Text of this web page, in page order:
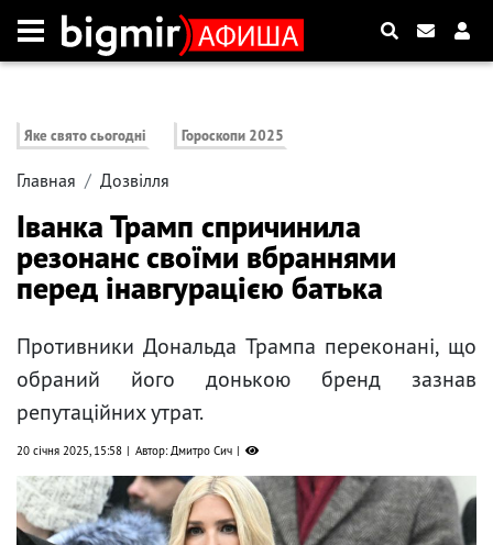
Яке свято сьогодні Гороскопи 2025
Главная Дозвілля
Іванка Трамп спричинила
резонанс своїми вбраннями
перед інавгурацією батька
Противники Дональда Трампа переконані, що
обраний його донькою бренд зазнав
репутаційних утрат.
20 січня 2025, 15:58 Автор: Дмитро Сич